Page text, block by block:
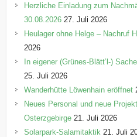
Herzliche Einladung zum
30.08.2026 27. Juli 2026
Heulager ohne Helge – Nachruf
2026
In eigener (Grünes-Blätt’l-)
25. Juli 2026
Wanderhütte Löwenhain eröffnet
Neues Personal und neue
Osterzgebirge 21. Juli 2026
Solarpark-Salamitaktik 21. Juli